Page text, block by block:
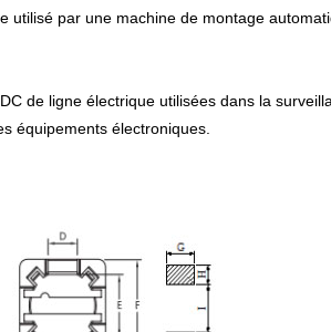
par une machine de montage
de ligne électrique utilisées dans la
équipements électroniques.